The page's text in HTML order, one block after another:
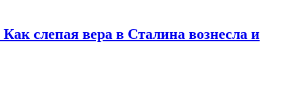
слепая вера в Сталина вознесла и